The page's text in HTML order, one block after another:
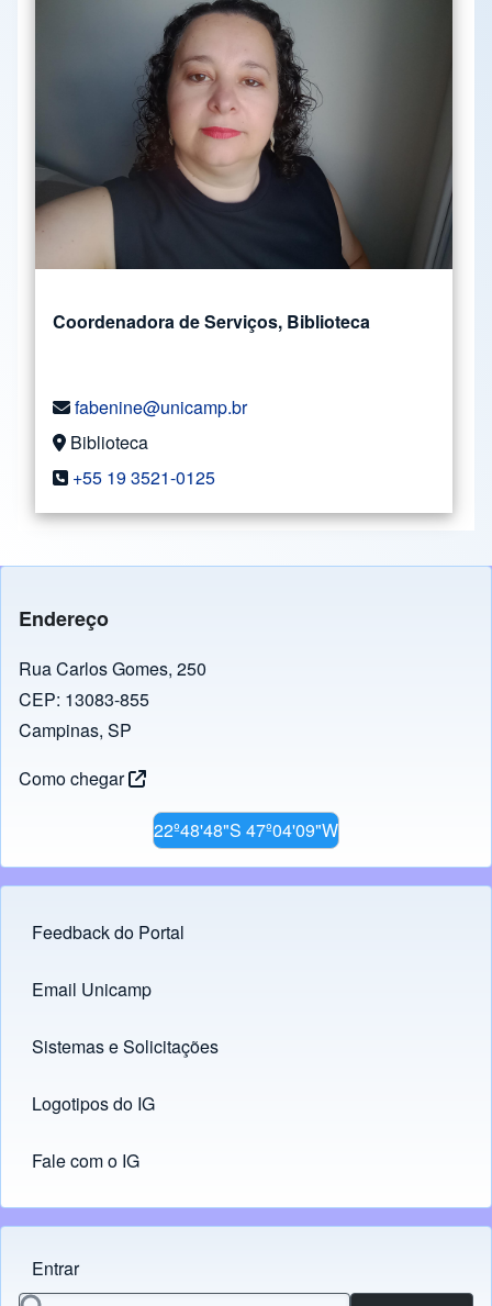
Coordenadora de Serviços, Biblioteca
fabenine@unicamp.br
Biblioteca
+55 19 3521-0125
Endereço
Rua Carlos Gomes, 250
CEP: 13083-855
Campinas, SP
Como chegar
22º48'48"S 47º04'09"W
Footer menu
Feedback do Portal
Links
Email Unicamp
(opens in new tab)
Sistemas e Solicitações
(opens in new tab)
Logotipos do IG
(opens in new tab)
Fale com o IG
Menu do usuário
Entrar